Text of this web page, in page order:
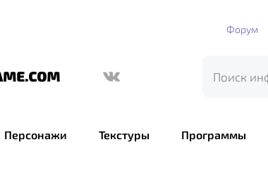
Форум
Персонажи Текстуры Программы